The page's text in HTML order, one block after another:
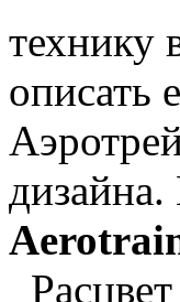
технику
описать